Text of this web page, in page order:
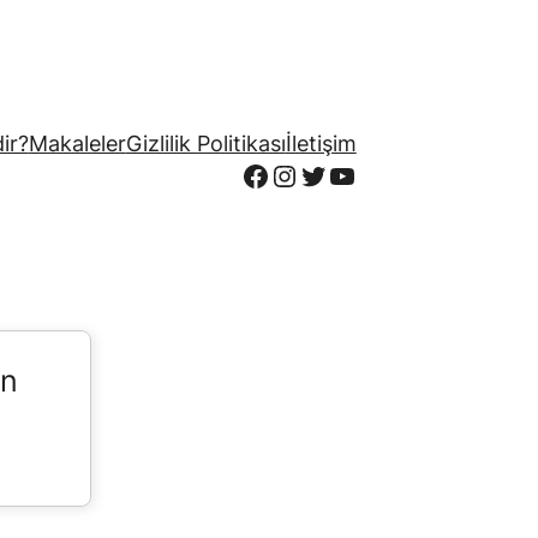
MakalelerGizlilik Politikasıİletişim
Facebook
Instagram
Twitter
YouTube